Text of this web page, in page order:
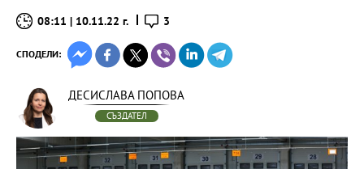
08:11 | 10.11.22 г. 3
СПОДЕЛИ:
ДЕСИСЛАВА ПОПОВА
СЪЗДАТЕЛ